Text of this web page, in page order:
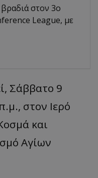
στον 3ο
League, με
Σάββατο 9
στον Ιερό
και
Αγίων